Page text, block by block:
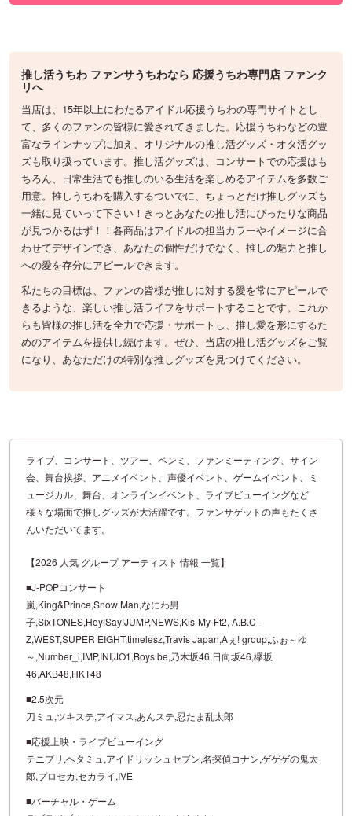
推し活うちわ ファンサうちわなら 応援うちわ専門店 ファンク
リへ
当店は、15年以上にわたるアイドル応援うちわの専門サイトとし
て、多くのファンの皆様に愛されてきました。応援うちわなどの豊
富なラインナップに加え、オリジナルの推し活グッズ・オタ活グッ
ズも取り扱っています。推し活グッズは、コンサートでの応援はも
ちろん、日常生活でも推しのいる生活を楽しめるアイテムを多数ご
用意。推しうちわを購入するついでに、ちょっとだけ推しグッズも
一緒に見ていって下さい！きっとあなたの推し活にぴったりな商品
が見つかるはず！！各商品はアイドルの担当カラーやイメージに合
わせてデザインでき、あなたの個性だけでなく、推しの魅力と推し
への愛を存分にアピールできます。
私たちの目標は、ファンの皆様が推しに対する愛を常にアピールで
きるような、楽しい推し活ライフをサポートすることです。これか
らも皆様の推し活を全力で応援・サポートし、推し愛を形にするた
めのアイテムを提供し続けます。ぜひ、当店の推し活グッズをご覧
になり、あなただけの特別な推しグッズを見つけてください。
ライブ、コンサート、ツアー、ペンミ、ファンミーティング、サイン
会、舞台挨拶、アニメイベント、声優イベント、ゲームイベント、ミ
ュージカル、舞台、オンラインイベント、ライブビューイングなど
様々な場面で推しグッズが大活躍です。ファンサゲットの声もたくさ
んいただいてます。
【2026 人気 グループ アーティスト 情報 一覧】
■J-POPコンサート
嵐,King&Prince,Snow Man,なにわ男
子,SixTONES,Hey!Say!JUMP,NEWS,Kis-My-Ft2, A.B.C-
Z,WEST,SUPER EIGHT,timelesz,Travis Japan,Aぇ! group,ふぉ～ゆ
～,Number_i,IMP,INI,JO1,Boys be,乃木坂46,日向坂46,欅坂
46,AKB48,HKT48
■2.5次元
刀ミュ,ツキステ,アイマス,あんステ,忍たま乱太郎
■応援上映・ライブビューイング
テニプリ,ヘタミュ,アイドリッシュセブン,名探偵コナン,ゲゲゲの鬼太
郎,プロセカ,セカライ,IVE
■バーチャル・ゲーム